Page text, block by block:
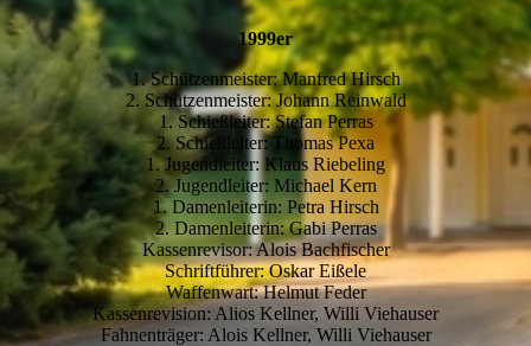
1999er
1. Schützenmeister: Manfred Hirsch
2. Schützenmeister: Johann Reinwald
1. Schießleiter: Stefan Perras
2. Schießleiter: Thomas Pexa
1. Jugendleiter: Klaus Riebeling
2. Jugendleiter: Michael Kern
1. Damenleiterin: Petra Hirsch
2. Damenleiterin: Gabi Perras
Kassenrevisor: Alois Bachfischer
Schriftführer: Oskar Eißele
Waffenwart: Helmut Feder
Kassenrevision: Alios Kellner, Willi Viehauser
Fahnenträger: Alois Kellner, Willi Viehauser